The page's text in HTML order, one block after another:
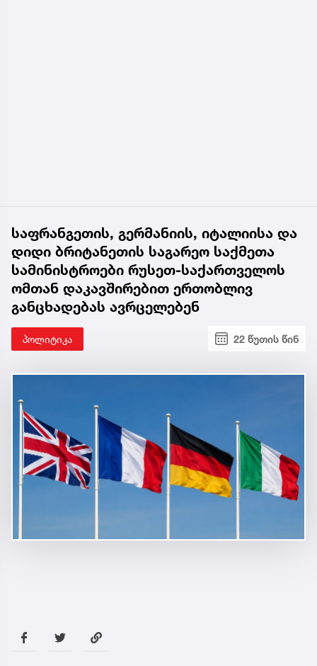
საფრანგეთის, გერმანიის, იტალიისა და
დიდი ბრიტანეთის საგარეო საქმეთა
სამინისტროები რუსეთ-საქართველოს
ომთან დაკავშირებით ერთობლივ
განცხადებას ავრცელებენ
პოლიტიკა 22 წუთის წინ